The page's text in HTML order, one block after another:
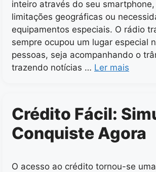
inteiro através do seu smartphone,
limitações geográficas ou
equipamentos especiais. O rádio
sempre ocupou um lugar especial
pessoas, seja acompanhando o
trazendo notícias … Ler mais
Crédito Fácil:
Conquiste Agora
O acesso ao crédito tornou-se